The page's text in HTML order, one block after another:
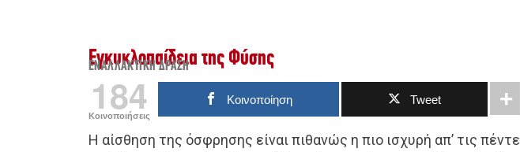
Εγκυκλοπαίδεια της Φύσης
ΕΝΑΛΛΑΚΤΙΚΉ ΔΡΆΣΗ
184
Κοινοποιήσεις
Κοινοποίηση Tweet
Η αίσθηση της όσφρησης είναι πιθανώς η πιο ισχυρή απ’ τις πέντε